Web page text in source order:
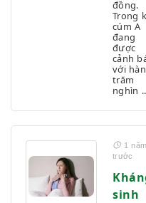
đồng.
Trong
cúm A
đang
được
cảnh
với
trăm
nghìn
1 năm
trước
sinh